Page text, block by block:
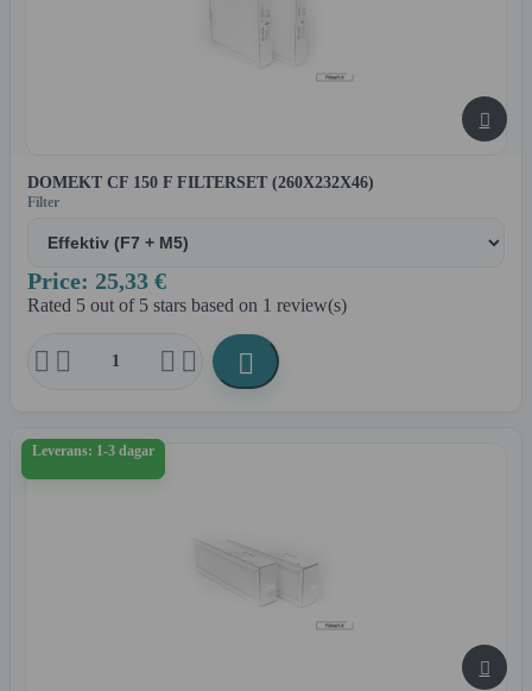

DOMEKT CF 150 F FILTERSET (260X232X46)
Filter
Price: 25,33 €
Rated 5 out of 5 stars based on 1 review(s)
    
Leverans: 1-3 dagar
